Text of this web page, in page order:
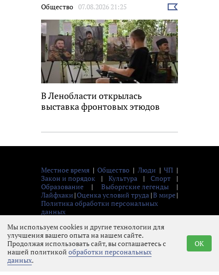
Общество 07.08.2026 21:25
Выбрать
В Ленобласти открылась
выставка фронтовых этюдов
Местное время | Общество | Люди | ЧП |
Закон и порядок
| Культура | Спорт
|
Образование
| Выборгские легенды
|
Лайфхаки |Оценка условий труда |В мире|
Политика обработки персональных
данных
© 2026 Газета «Выборг»
Мы используем cookies и другие технологии для
улучшения вашего опыта на нашем сайте.
Продолжая использовать сайт, вы соглашаетесь с
нашей политикой обработки персональных
данных.
OK